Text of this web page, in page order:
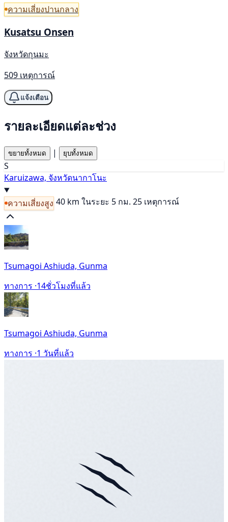
ความเสี่ยงปานกลาง
Kusatsu Onsen
จังหวัดกุนมะ
509 เหตุการณ์
แจ้งเตือน
รายละเอียดแต่ละช่วง
ขยายทั้งหมด | ยุบทั้งหมด
S
Karuizawa, จังหวัดนากาโนะ
ความเสี่ยงสูง 40 km ในระยะ 5 กม. 25 เหตุการณ์
Tsumagoi Ashiuda, Gunma
ทางการ ·14ชั่วโมงที่แล้ว
Tsumagoi Ashiuda, Gunma
ทางการ ·1 วันที่แล้ว